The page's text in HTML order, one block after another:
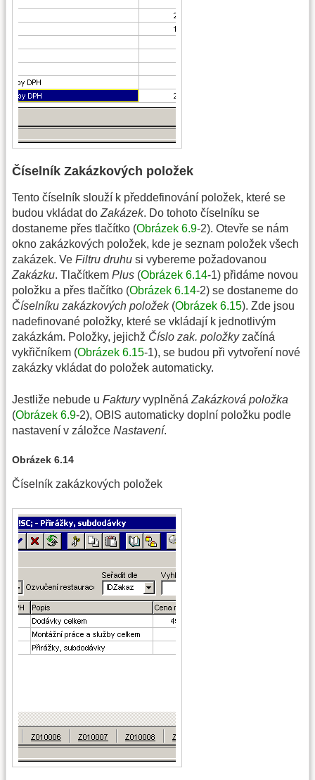
Číselník Zakázkových položek
Tento číselník slouží k předdefinování položek, které se
budou vkládat do Zakázek. Do tohoto číselníku se
dostaneme přes tlačítko (Obrázek 6.9-2). Otevře se nám
okno zakázkových položek, kde je seznam položek všech
zakázek. Ve Filtru druhu si vybereme požadovanou
Zakázku. Tlačítkem Plus (Obrázek 6.14-1) přidáme novou
položku a přes tlačítko (Obrázek 6.14-2) se dostaneme do
Číselníku zakázkových položek(Obrázek 6.15). Zde jsou
nadefinované položky, které se vkládají k jednotlivým
zakázkám. Položky, jejichž Číslo zak. položkyzačíná
vykřičníkem (Obrázek 6.15-1), se budou při vytvoření nové
zakázky vkládat do položek automaticky.
Jestliže nebude u Fakturyvyplněná Zakázková položka
(Obrázek 6.9-2), OBIS automaticky doplní položku podle
nastavení v záložce Nastavení.
Obrázek 6.14
Číselník zakázkových položek